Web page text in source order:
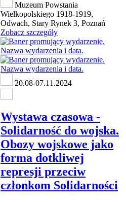
Muzeum Powstania
Wielkopolskiego 1918-1919,
Odwach, Stary Rynek 3, Poznań
Zobacz szczegóły
20.08-07.11.2024
Wystawa czasowa -
Solidarność do wojska.
Obozy wojskowe jako
forma dotkliwej
represji przeciw
członkom Solidarności